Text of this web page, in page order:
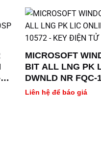
MICROSOFT
BIT ALL LNG PK
DWNLD NR
TỬ
Liên hệ để báo giá